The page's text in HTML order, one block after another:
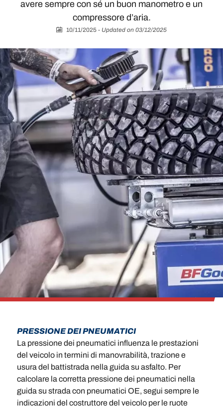
avere sempre con sé un buon manometro e un
compressore d’aria.
10/11/2025 - Updated on 03/12/2025
PRESSIONE DEI PNEUMATICI
La pressione dei pneumatici influenza le prestazioni
del veicolo in termini di manovrabilità, trazione e
usura del battistrada nella guida su asfalto. Per
calcolare la corretta pressione dei pneumatici nella
guida su strada con pneumatici OE, segui sempre le
indicazioni del costruttore del veicolo per le ruote